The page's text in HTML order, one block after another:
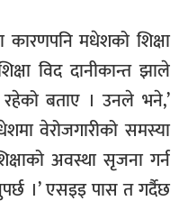
मधेशको शिक्षा
विद दानीकान्त झाले
बताए । उनले भने,’
वेरोजगारीको समस्या
अवस्था सृजना गर्न
।’ एसइइ पास त गर्दैछ